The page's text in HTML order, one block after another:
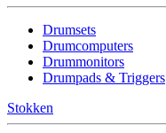
Drumsets
Drumcomputers
Drummonitors
Drumpads & Triggers
Stokken